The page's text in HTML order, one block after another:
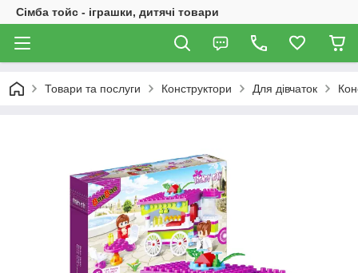
Сімба тойс - іграшки, дитячі товари
Товари та послуги Конструктори Для дівчаток